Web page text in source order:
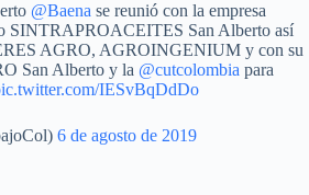
@Baena se reunió con la empresa
SINTRAPROACEITES San Alberto así
AGRO, AGROINGENIUM y con su
San Alberto y la @cutcolombia para
IESvBqDdDo
6 de agosto de 2019